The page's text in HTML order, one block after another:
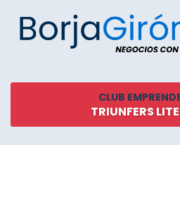
CLUB
TRIUNFERS